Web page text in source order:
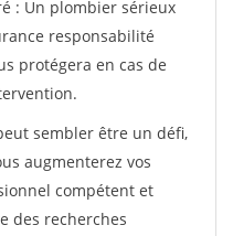
: Un plombier sérieux
responsabilité
protégera en cas de
sembler être un défi,
augmenterez vos
compétent et
des recherches